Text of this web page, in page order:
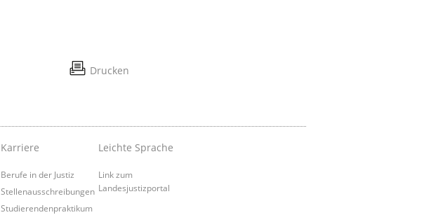
Drucken
Karriere
Berufe in der Justiz
Stellenausschreibungen
Studierendenpraktikum
Leichte Sprache
Link zum
Landesjustizportal